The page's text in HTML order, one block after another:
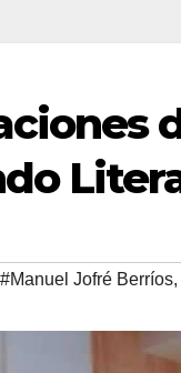
#Manuel Jofré Berríos,